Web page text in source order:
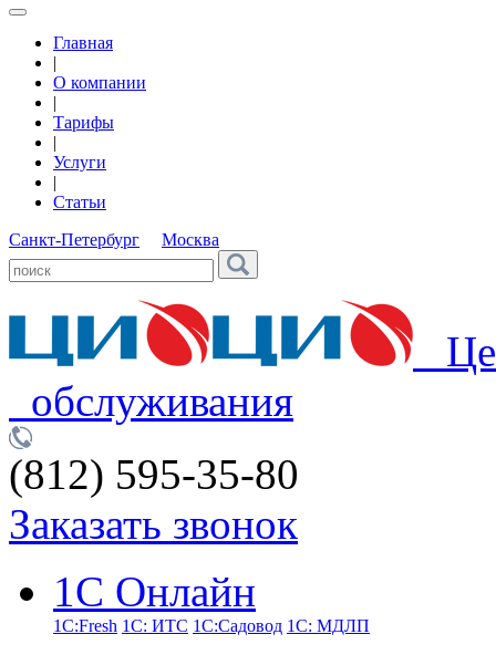
Главная
|
О компании
|
Тарифы
|
Услуги
|
Статьи
Санкт-Петербург
Москва
обслуживания
(812) 595-35-80
Заказать звонок
1С Онлайн
1С:Fresh 1С: ИТС 1С:Садовод 1С: МДЛП